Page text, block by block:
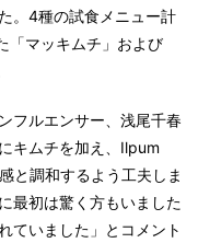
。4種の試食メニュー計
「マッキムチ」および
フルエンサー、浅尾千春
キムチを加え、Ilpum
と調和するよう工夫しま
最初は驚く方もいました
ていました」とコメント